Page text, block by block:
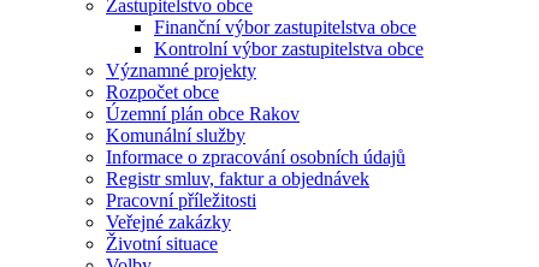
Zastupitelstvo obce
Finanční výbor zastupitelstva obce
Kontrolní výbor zastupitelstva obce
Významné projekty
Rozpočet obce
Územní plán obce Rakov
Komunální služby
Informace o zpracování osobních údajů
Registr smluv, faktur a objednávek
Pracovní příležitosti
Veřejné zakázky
Životní situace